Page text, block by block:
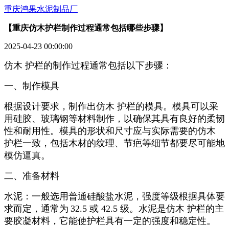
重庆鸿果水泥制品厂
【重庆仿木护栏制作过程通常包括哪些步骤】
2025-04-23 00:00:00
仿木 护栏的制作过程通常包括以下步骤：
一、制作模具
根据设计要求，制作出仿木 护栏的模具。模具可以采
用硅胶、玻璃钢等材料制作，以确保其具有良好的柔韧
性和耐用性。模具的形状和尺寸应与实际需要的仿木
护栏一致，包括木材的纹理、节疤等细节都要尽可能地
模仿逼真。
二、准备材料
水泥：一般选用普通硅酸盐水泥，强度等级根据具体要
求而定，通常为 32.5 或 42.5 级。水泥是仿木 护栏的主
要胶凝材料，它能使护栏具有一定的强度和稳定性。